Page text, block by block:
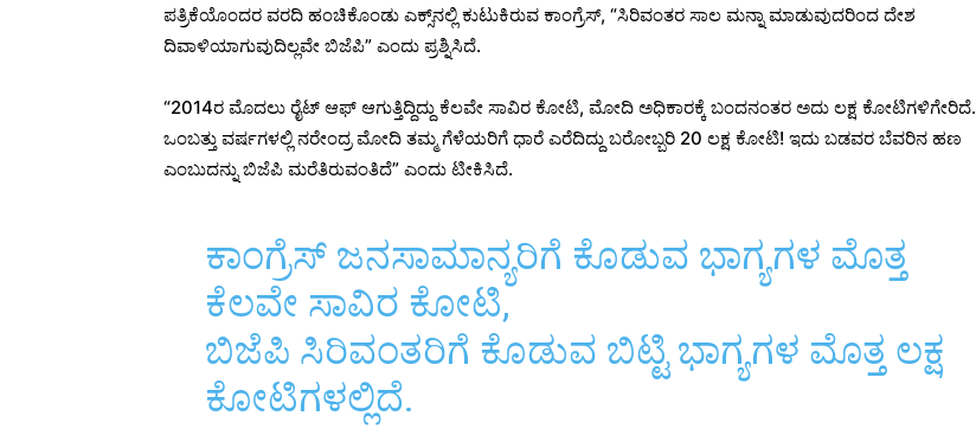
ಪತ್ರಿಕೆಯೊಂದರ ವರದಿ ಹಂಚಿಕೊಂಡು ಎಕ್ಸ್‌ನಲ್ಲಿ ಕುಟುಕಿರುವ ಕಾಂಗ್ರೆಸ್‌, “ಸಿರಿವಂತರ ಸಾಲ ಮನ್ನಾ ಮಾಡುವುದರಿಂದ ದೇಶ
ದಿವಾಳಿಯಾಗುವುದಿಲ್ಲವೇ ಬಿಜೆಪಿ” ಎಂದು ಪ್ರಶ್ನಿಸಿದೆ.
“2014ರ ಮೊದಲು ರೈಟ್ ಆಫ್ ಆಗುತ್ತಿದ್ದಿದ್ದು ಕೆಲವೇ ಸಾವಿರ ಕೋಟಿ, ಮೋದಿ ಅಧಿಕಾರಕ್ಕೆ ಬಂದನಂತರ ಅದು ಲಕ್ಷ ಕೋಟಿಗಳಿಗೇರಿದೆ.
ಒಂಬತ್ತು ವರ್ಷಗಳಲ್ಲಿ ನರೇಂದ್ರ ಮೋದಿ ತಮ್ಮ ಗೆಳೆಯರಿಗೆ ಧಾರೆ ಎರೆದಿದ್ದು ಬರೋಬ್ಬರಿ 20 ಲಕ್ಷ ಕೋಟಿ! ಇದು ಬಡವರ ಬೆವರಿನ ಹಣ
ಎಂಬುದನ್ನು ಬಿಜೆಪಿ ಮರೆತಿರುವಂತಿದೆ” ಎಂದು ಟೀಕಿಸಿದೆ.
ಕಾಂಗ್ರೆಸ್ ಜನಸಾಮಾನ್ಯರಿಗೆ ಕೊಡುವ ಭಾಗ್ಯಗಳ ಮೊತ್ತ
ಕೆಲವೇ ಸಾವಿರ ಕೋಟಿ,
ಬಿಜೆಪಿ ಸಿರಿವಂತರಿಗೆ ಕೊಡುವ ಬಿಟ್ಟಿ ಭಾಗ್ಯಗಳ ಮೊತ್ತ ಲಕ್ಷ
ಕೋಟಿಗಳಲ್ಲಿದೆ.